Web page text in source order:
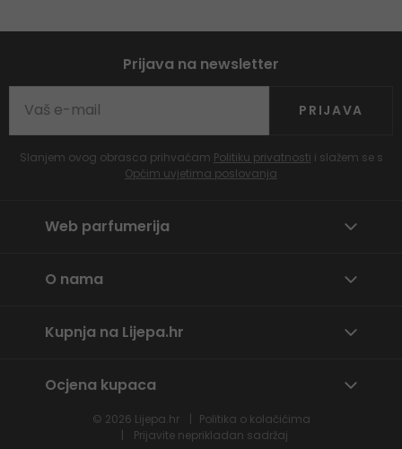
Prijava na newsletter
PRIJAVA
Slanjem ovog obrasca prihvaćam Politiku privatnosti i slažem se s
Općim uvjetima poslovanja
Web parfumerija
O nama
Kupnja na Lijepa.hr
Ocjena kupaca
© 2026 Lijepa.hr
Politika o kolačićima
Prijavite neprikladan sadržaj